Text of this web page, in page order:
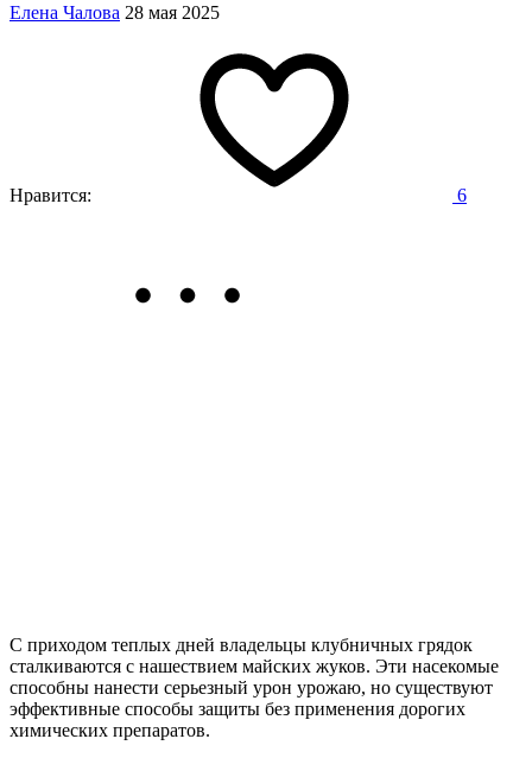
Елена Чалова 28 мая 2025
Нравится: 6
С приходом теплых дней владельцы клубничных грядок
сталкиваются с нашествием майских жуков. Эти насекомые
способны нанести серьезный урон урожаю, но существуют
эффективные способы защиты без применения дорогих
химических препаратов.